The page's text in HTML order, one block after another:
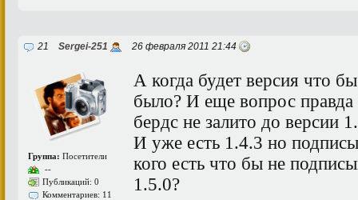
21 Sergei-251 26 февраля 2011 21:44
Группа: Посетители
--
Публикаций: 0
Комментариев: 11
А когда будет версия что
было? И еще вопрос
бердс не залито до версии
И уже есть 1.4.3 но
кого есть что бы не
1.5.0?